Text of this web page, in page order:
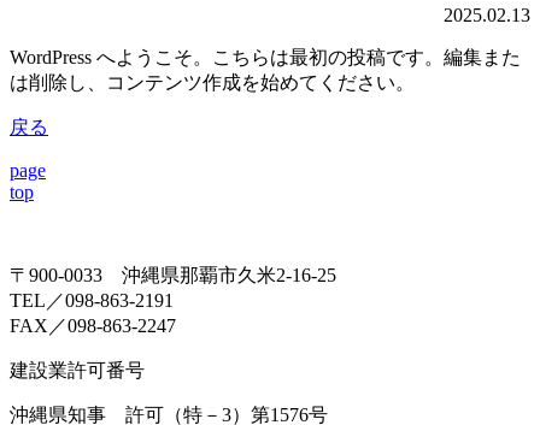
2025.02.13
WordPress へようこそ。こちらは最初の投稿です。編集また
は削除し、コンテンツ作成を始めてください。
戻る
page
top
〒900-0033 沖縄県那覇市久米2-16-25
TEL／098-863-2191
FAX／098-863-2247
建設業許可番号
沖縄県知事 許可（特－3）第1576号